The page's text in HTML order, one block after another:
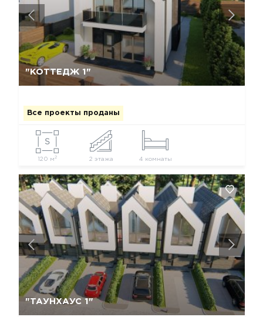
"КОТТЕДЖ 1"
Все проекты проданы
120 м2 2 этажа 4 комнаты
Да, удалить
"ТАУНХАУС 1"
Да, удалить Отмена